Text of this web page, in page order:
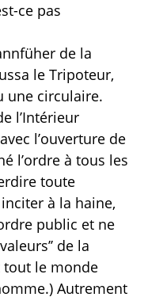
ce pas
de la
le Tripoteur,
une circulaire.
l’Intérieur
l’ouverture de
l’ordre à tous les
toute
à la haine,
public et ne
de la
tout le monde
Autrement